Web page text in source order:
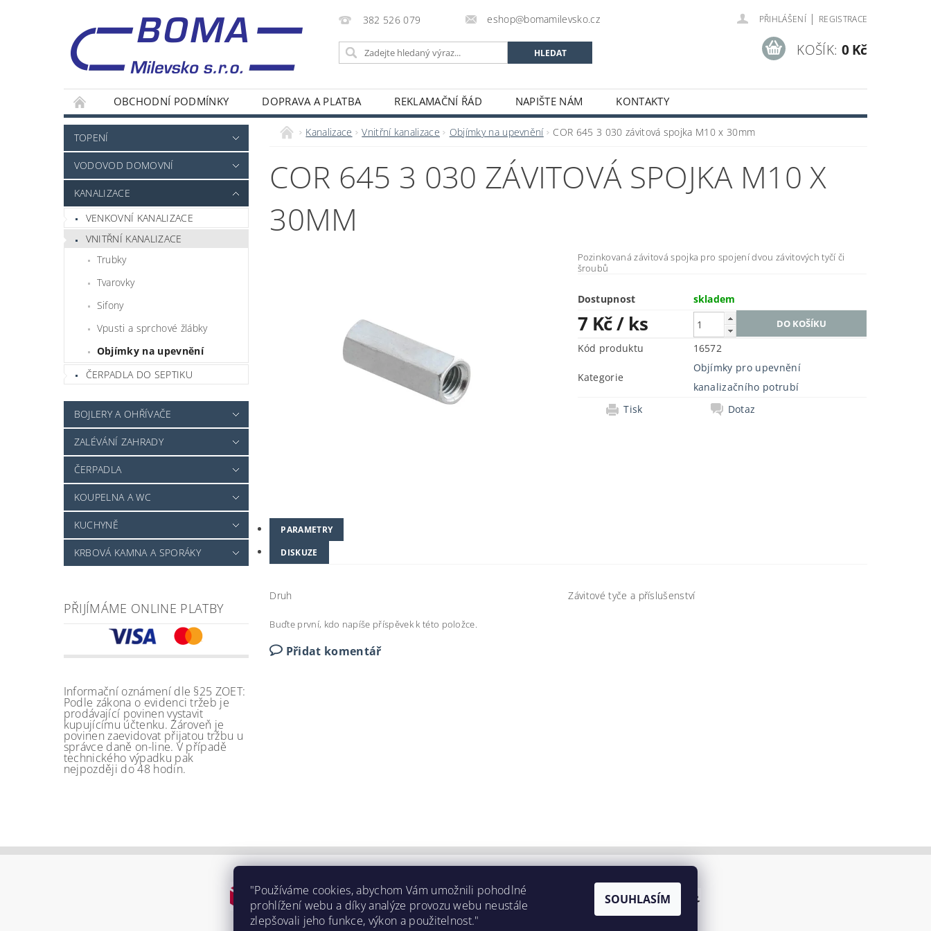
382 526 079 eshop@bomamilevsko.cz PŘIHLÁŠENÍ | REGISTRACE
KOŠÍK: 0 Kč
OBCHODNÍ PODMÍNKY DOPRAVA A PLATBA REKLAMAČNÍ ŘÁD NAPIŠTE NÁM KONTAKTY
TOPENÍ
VODOVOD DOMOVNÍ
KANALIZACE
VENKOVNÍ KANALIZACE
VNITŘNÍ KANALIZACE
Trubky
Tvarovky
Sifony
Vpusti a sprchové žlábky
Objímky na upevnění
ČERPADLA DO SEPTIKU
BOJLERY A OHŘÍVAČE
ZALÉVÁNÍ ZAHRADY
ČERPADLA
KOUPELNA A WC
KUCHYNĚ
KRBOVÁ KAMNA A SPORÁKY
PŘIJÍMÁME ONLINE PLATBY
Informační oznámení dle §25 ZOET:
Podle zákona o evidenci tržeb je
prodávající povinen vystavit
kupujícímu účtenku. Zároveň je
povinen zaevidovat přijatou tržbu u
správce daně on-line. V případě
technického výpadku pak
nejpozději do 48 hodin.
Kanalizace Vnitřní kanalizace Objímky na upevnění COR 645 3 030 závitová spojka M10 x 30mm
COR 645 3 030 ZÁVITOVÁ SPOJKA M10 X
30MM
Pozinkovaná závitová spojka pro spojení dvou závitových tyčí či
šroubů
Dostupnost skladem
7 Kč/ ks
Kód produktu 16572
Kategorie
Objímky pro upevnění
kanalizačního potrubí
Tisk
Dotaz
PARAMETRY
DISKUZE
Druh Závitové tyče a příslušenství
Buďte první, kdo napíše příspěvek k této položce.
Přidat komentář
"Používáme cookies, abychom Vám umožnili pohodlné
prohlížení webu a díky analýze provozu webu neustále
zlepšovali jeho funkce, výkon a použitelnost."
SOUHLASÍM